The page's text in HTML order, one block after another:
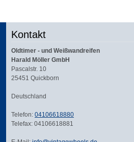
Kontakt
Oldtimer - und Weißwandreifen
Harald Möller GmbH
Pascalstr. 10
25451 Quickborn
Deutschland
Telefon: 04106618880
Telefax: 04106618881